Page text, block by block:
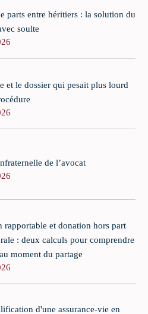
parts entre héritiers : la solution du
soulte
et le dossier qui pesait plus lourd
de l’avocat
rapportable et donation hors part
: deux calculs pour comprendre
moment du partage
d'une assurance-vie en